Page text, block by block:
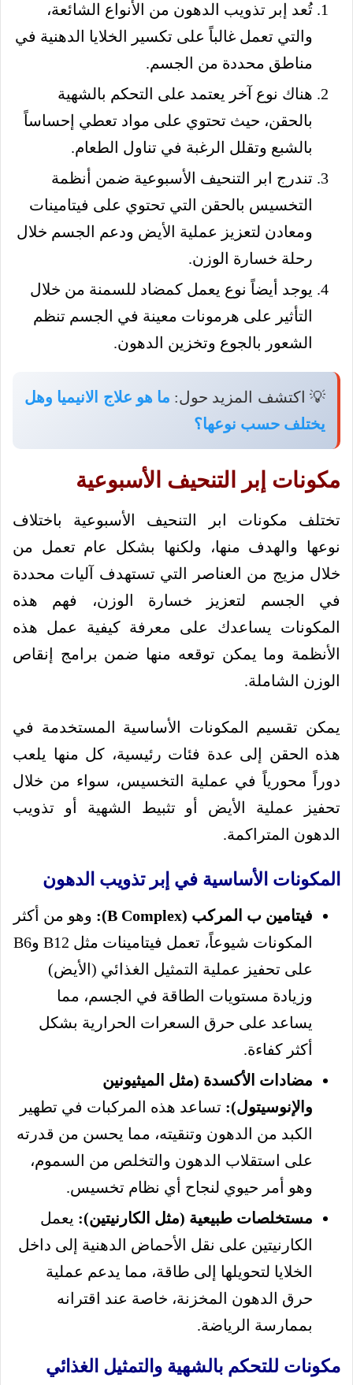
تُعد إبر تذويب الدهون من الأنواع الشائعة،
والتي تعمل غالباً على تكسير الخلايا الدهنية في
مناطق محددة من الجسم.
هناك نوع آخر يعتمد على التحكم بالشهية
بالحقن، حيث تحتوي على مواد تعطي إحساساً
بالشبع وتقلل الرغبة في تناول الطعام.
تندرج ابر التنحيف الأسبوعية ضمن أنظمة
التخسيس بالحقن التي تحتوي على فيتامينات
ومعادن لتعزيز عملية الأيض ودعم الجسم خلال
رحلة خسارة الوزن.
يوجد أيضاً نوع يعمل كمضاد للسمنة من خلال
التأثير على هرمونات معينة في الجسم تنظم
الشعور بالجوع وتخزين الدهون.
💡 اكتشف المزيد حول: ما هو علاج الانيميا وهل
يختلف حسب نوعها؟
مكونات إبر التنحيف الأسبوعية
تختلف مكونات ابر التنحيف الأسبوعية باختلاف
نوعها والهدف منها، ولكنها بشكل عام تعمل من
خلال مزيج من العناصر التي تستهدف آليات محددة
في الجسم لتعزيز خسارة الوزن، فهم هذه
المكونات يساعدك على معرفة كيفية عمل هذه
الأنظمة وما يمكن توقعه منها ضمن برامج إنقاص
الوزن الشاملة.
يمكن تقسيم المكونات الأساسية المستخدمة في
هذه الحقن إلى عدة فئات رئيسية، كل منها يلعب
دوراً محورياً في عملية التخسيس، سواء من خلال
تحفيز عملية الأيض أو تثبيط الشهية أو تذويب
الدهون المتراكمة.
المكونات الأساسية في إبر تذويب الدهون
فيتامين ب المركب (B Complex):
وهو من أكثر
المكونات شيوعاً، تعمل فيتامينات مثل B12 وB6
على تحفيز عملية التمثيل الغذائي (الأيض)
وزيادة مستويات الطاقة في الجسم، مما
يساعد على حرق السعرات الحرارية بشكل
أكثر كفاءة.
مضادات الأكسدة (مثل الميثيونين
والإنوسيتول): تساعد هذه المركبات في تطهير
الكبد من الدهون وتنقيته، مما يحسن من قدرته
على استقلاب الدهون والتخلص من السموم،
وهو أمر حيوي لنجاح أي نظام تخسيس.
مستخلصات طبيعية (مثل الكارنيتين): يعمل
الكارنيتين على نقل الأحماض الدهنية إلى داخل
الخلايا لتحويلها إلى طاقة، مما يدعم عملية
حرق الدهون المخزنة، خاصة عند اقترانه
بممارسة الرياضة.
مكونات للتحكم بالشهية والتمثيل الغذائي